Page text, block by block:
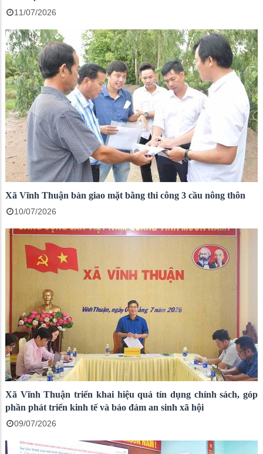
11/07/2026
Xã Vĩnh Thuận bàn giao mặt bằng thi công 3 cầu nông thôn
10/07/2026
Xã Vĩnh Thuận triển khai hiệu quả tín dụng chính sách, góp
phần phát triển kinh tế và bảo đảm an sinh xã hội
09/07/2026